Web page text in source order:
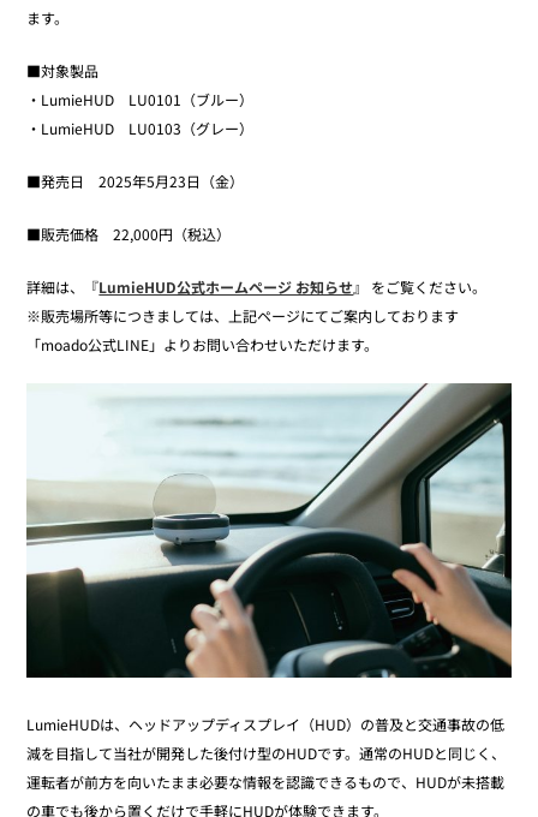
ます。
■対象製品
・LumieHUD LU0101（ブルー）
・LumieHUD LU0103（グレー）
■発売日 2025年5月23日（金）
■販売価格 22,000円（税込）
詳細は、『LumieHUD公式ホームページ お知らせ』 をご覧ください。
※販売場所等につきましては、上記ページにてご案内しております
「moado公式LINE」よりお問い合わせいただけます。
LumieHUDは、ヘッドアップディスプレイ（HUD）の普及と交通事故の低
減を目指して当社が開発した後付け型のHUDです。通常のHUDと同じく、
運転者が前方を向いたまま必要な情報を認識できるもので、HUDが未搭載
の車でも後から置くだけで手軽にHUDが体験できます。